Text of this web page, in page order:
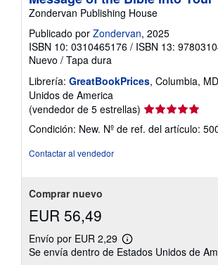
Zondervan Publishing House
Publicado por Zondervan, 2025
ISBN 10: 0310465176 / ISBN 13:
Nuevo / Tapa dura
Librería: GreatBookPrices, Columbia,
Unidos de America
(vendedor de 5 estrellas) Calificación
del
vendedor:
Condición: New. Nº de ref. del artículo:
Contactar al vendedor
Comprar nuevo
EUR 56,49
Envío por EUR 2,29
Más
información
Se envía dentro de Estados Unidos de